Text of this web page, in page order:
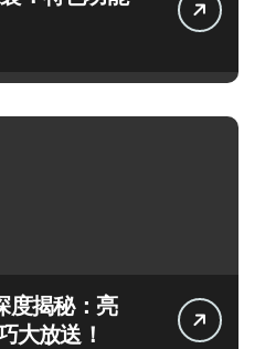
度揭秘：亮
大放送！